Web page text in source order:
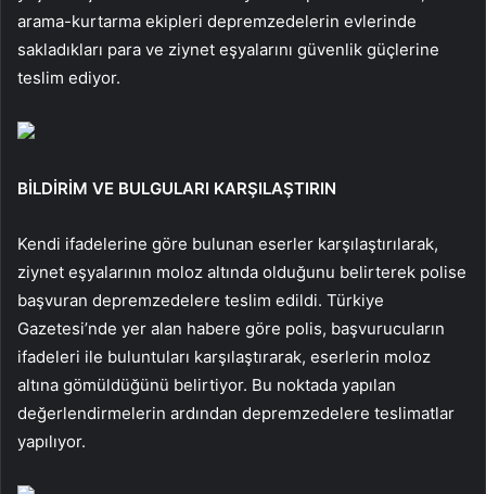
arama-kurtarma ekipleri depremzedelerin evlerinde
sakladıkları para ve ziynet eşyalarını güvenlik güçlerine
teslim ediyor.
BİLDİRİM VE BULGULARI KARŞILAŞTIRIN
Kendi ifadelerine göre bulunan eserler karşılaştırılarak,
ziynet eşyalarının moloz altında olduğunu belirterek polise
başvuran depremzedelere teslim edildi. Türkiye
Gazetesi’nde yer alan habere göre polis, başvurucuların
ifadeleri ile buluntuları karşılaştırarak, eserlerin moloz
altına gömüldüğünü belirtiyor. Bu noktada yapılan
değerlendirmelerin ardından depremzedelere teslimatlar
yapılıyor.